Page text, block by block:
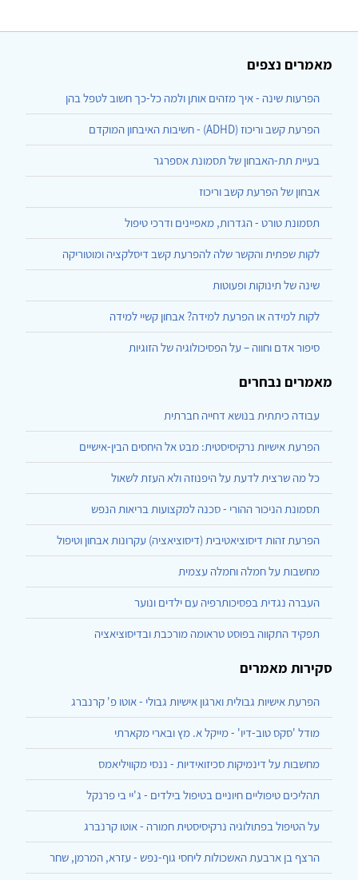
מאמרים נצפים
הפרעות שינה - איך מזהים אותן ולמה כל-כך חשוב לטפל בהן
הפרעת קשב וריכוז (ADHD) - חשיבות האיבחון המוקדם
בעיית תת-האבחון של תסמונת אספרגר
אבחון של הפרעת קשב וריכוז
תסמונת טורט - הגדרות, מאפיינים ודרכי טיפול
לקות שפתית והקשר שלה להפרעת קשב דיסלקציה ומוטוריקה
שינה של תינוקות ופעוטות
לקות למידה או הפרעת למידה? אבחון קשיי למידה
סיפור אדם וחווה – על הפסיכולוגיה של הזוגיות
מאמרים נבחרים
עבודה כיתתית בנושא דחייה חברתית
הפרעת אישיות נרקיסיסטית: מבט אל היחסים הבין-אישיים
כל מה שרצית לדעת על היפנוזה ולא העזת לשאול
תסמונת הניכור ההורי - סכנה למקצועות בריאות הנפש
הפרעת זהות דיסוציאטיבית (דיסוציאציה) עקרונות אבחון וטיפול
מחשבות על חמלה וחמלה עצמית
העברה נגדית בפסיכותרפיה עם ילדים ונוער
תפקיד התקווה בפוסט טראומה מורכבת ובדיסוציאציה
סקירות מאמרים
הפרעת אישיות גבולית וארגון אישיות גבולי - אוטו פ' קרנברג
מודל 'סקס טוב-דיו' - מייקל א. מץ ובארי מקארתי
מחשבות על דינמיקות סכיזואידיות - ננסי מקוויליאמס
תהליכים טיפוליים חיוניים בטיפול בילדים - ג'יי בי פרנקל
על הטיפול בפתולוגיה נרקיסיסטית חמורה - אוטו קרנברג
הרצף בן ארבעת האשכולות ליחסי גוף-נפש - עזרא, המרמן, שחר